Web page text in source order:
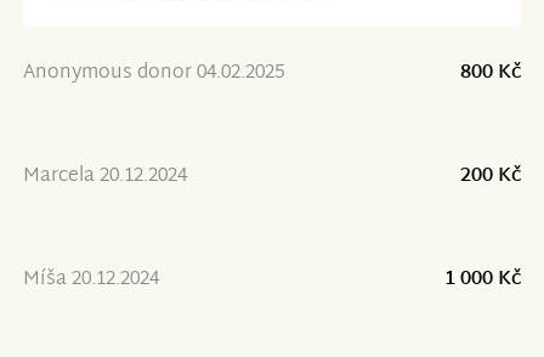
Anonymous donor 04.02.2025 800 Kč
Marcela 20.12.2024 200 Kč
Míša 20.12.2024 1 000 Kč